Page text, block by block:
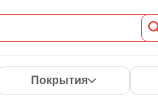
Покрытия